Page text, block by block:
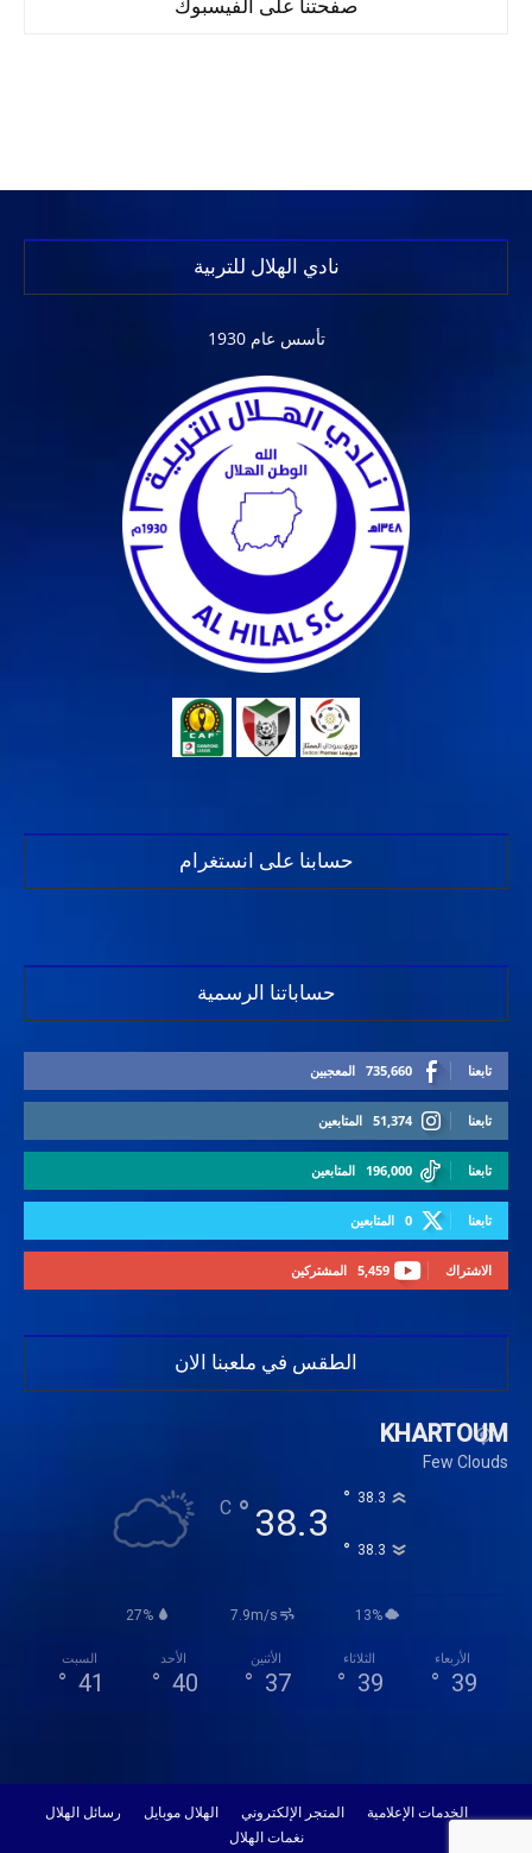
صفحتنا على الفيسبوك
نادي الهلال للتربية
تأسس عام 1930
حسابنا على انستغرام
حساباتنا الرسمية
735,660 المعجبين تابعنا
51,374 المتابعين تابعنا
196,000 المتابعين تابعنا
0 المتابعين تابعنا
5,459 المشتركين الاشتراك
الطقس في ملعبنا الان
KHARTOUM
Few Clouds
38.3
°
C 38.3
°
38.3
°
27% 7.9m/s 13%
السبت
41
°
الأحد
40
°
الأثنين
37
°
الثلاثاء
39
°
الأربعاء
39
°
الخدمات الإعلامية المتجر الإلكتروني الهلال موبايل
رسائل الهلال
نغمات الهلال